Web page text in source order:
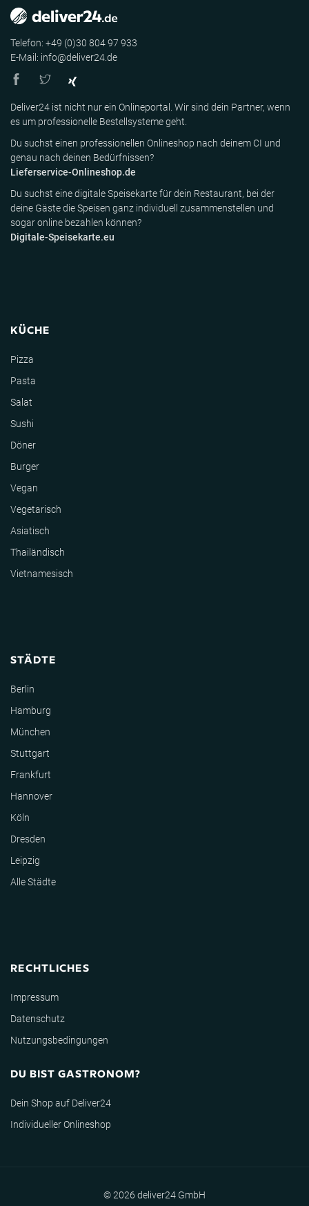
Telefon: +49 (0)30 804 97 933
E-Mail: info@deliver24.de
Deliver24 ist nicht nur ein Onlineportal. Wir sind dein Partner, wenn
es um professionelle Bestellsysteme geht.
Du suchst einen professionellen Onlineshop nach deinem CI und
genau nach deinen Bedürfnissen?
Lieferservice-Onlineshop.de
Du suchst eine digitale Speisekarte für dein Restaurant, bei der
deine Gäste die Speisen ganz individuell zusammenstellen und
sogar online bezahlen können?
Digitale-Speisekarte.eu
KÜCHE
Pizza
Pasta
Salat
Sushi
Döner
Burger
Vegan
Vegetarisch
Asiatisch
Thailändisch
Vietnamesisch
STÄDTE
Berlin
Hamburg
München
Stuttgart
Frankfurt
Hannover
Köln
Dresden
Leipzig
Alle Städte
RECHTLICHES
Impressum
Datenschutz
Nutzungsbedingungen
DU BIST GASTRONOM?
Dein Shop auf Deliver24
Individueller Onlineshop
© 2026 deliver24 GmbH